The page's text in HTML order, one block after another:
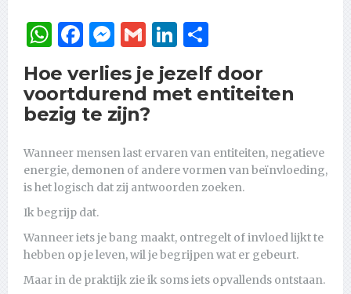
WhatsApp
Facebook
Messenger
GmailLinkedIn
Hoe verlies je jezelf door
voortdurend met entiteiten
bezig te zijn?
Wanneer mensen last ervaren van entiteiten, negatieve
energie, demonen of andere vormen van beïnvloeding,
is het logisch dat zij antwoorden zoeken.
Ik begrijp dat.
Wanneer iets je bang maakt, ontregelt of invloed lijkt te
hebben op je leven, wil je begrijpen wat er gebeurt.
Maar in de praktijk zie ik soms iets opvallends ontstaan.